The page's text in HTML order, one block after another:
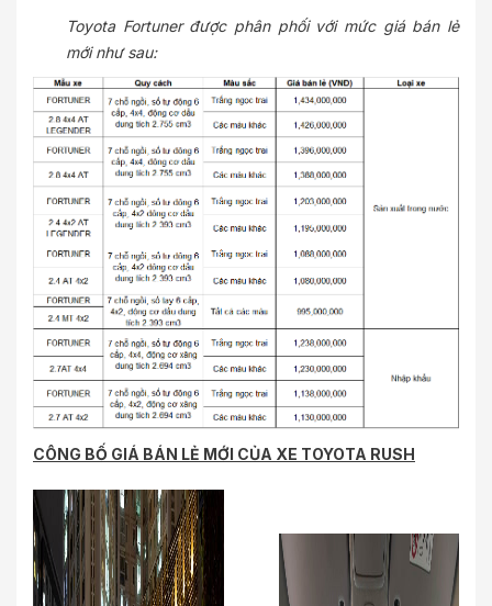
Toyota Fortuner được phân phối với mức giá bán lẻ
mới như sau:
CÔNG BỐ GIÁ BÁN LẺ MỚI CỦA XE TOYOTA RUSH